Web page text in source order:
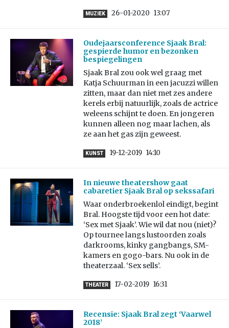
MUZIEK 26-01-2020 13:07
Oudejaarsconference Sjaak Bral:
gespierde humor en bezonken
bespiegelingen
Sjaak Bral zou ook wel graag met
Katja Schuurman in een jacuzzi willen
zitten, maar dan niet met zes andere
kerels erbij natuurlijk, zoals de actrice
weleens schijnt te doen. En jongeren
kunnen alleen nog maar lachen, als
ze aan het gas zijn geweest.
KUNST 19-12-2019 14:10
In nieuwe theatershow gaat
cabaretier Sjaak Bral op sekssafari
Waar onderbroekenlol eindigt, begint
Bral. Hoogste tijd voor een hot date:
‘Sex met Sjaak’. Wie wil dat nou (niet)?
Op tournee langs lustoorden zoals
darkrooms, kinky gangbangs, SM-
kamers en gogo-bars. Nu ook in de
theaterzaal. ‘Sex sells’.
THEATER 17-02-2019 16:31
Recensie: Sjaak Bral zegt ‘Vaarwel
2018’